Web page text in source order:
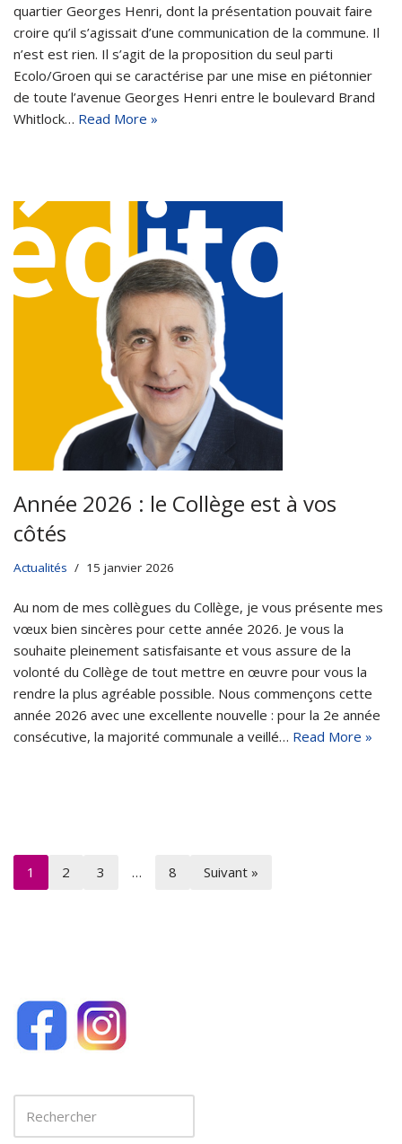
quartier Georges Henri, dont la présentation pouvait faire
croire qu’il s’agissait d’une communication de la commune. Il
n’est est rien. Il s’agit de la proposition du seul parti
Ecolo/Groen qui se caractérise par une mise en piétonnier
de toute l’avenue Georges Henri entre le boulevard Brand
Whitlock… Read More »
Année 2026 : le Collège est à vos
côtés
Actualités 15 janvier 2026
Au nom de mes collègues du Collège, je vous présente mes
vœux bien sincères pour cette année 2026. Je vous la
souhaite pleinement satisfaisante et vous assure de la
volonté du Collège de tout mettre en œuvre pour vous la
rendre la plus agréable possible. Nous commençons cette
année 2026 avec une excellente nouvelle : pour la 2e année
consécutive, la majorité communale a veillé… Read More »
1 2 3 … 8 Suivant »